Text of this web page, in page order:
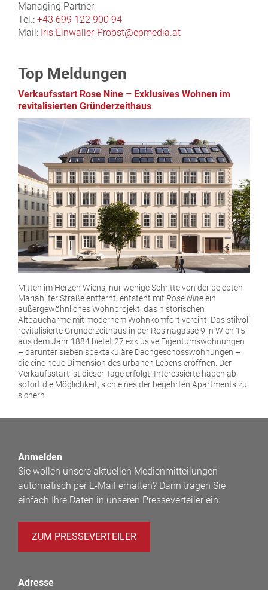
Managing Partner
Tel.: +43 699 122 900 94
Mail: Iris.Einwaller-Probst@epmedia.at
Top Meldungen
Verkaufsstart Rose Nine – Exklusives Wohnen im
revitalisierten Gründerzeithaus
Mitten im Herzen Wiens, nur wenige Schritte von der belebten
Mariahilfer Straße entfernt, entsteht mit Rose Nineein
außergewöhnliches Wohnprojekt, das historischen
Altbaucharme mit modernem Wohnkomfort vereint. Das stilvoll
revitalisierte Gründerzeithaus in der Rosinagasse 9 in Wien 15
aus dem Jahr 1884 bietet 27 exklusive Eigentumswohnungen
– darunter sieben spektakuläre Dachgeschosswohnungen –
die eine neue Dimension des urbanen Lebens eröffnen. Der
Verkaufsstart ist dieser Tage erfolgt. Interessierte haben ab
sofort die Möglichkeit, sich eines der begehrten Apartments zu
sichern.
Anmelden
Sie wollen unsere aktuellen Medienmitteilungen
automatisch per E-Mail erhalten? Dann tragen Sie
einfach Ihre Daten in unseren Presseverteiler ein:
ZUM PRESSEVERTEILER
Adresse